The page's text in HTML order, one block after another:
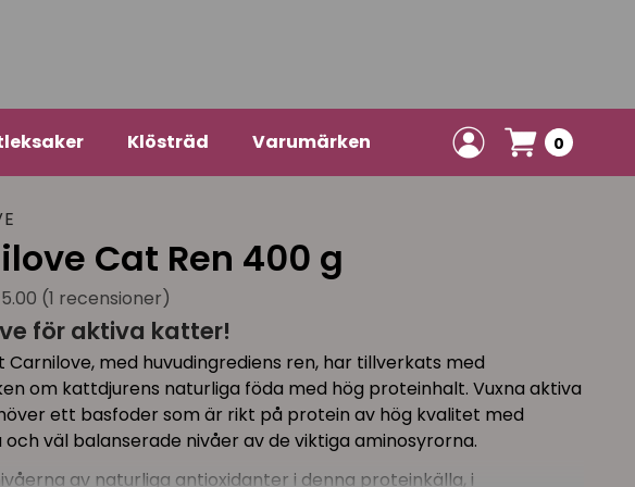
Klösträd Varumärken 0
Cat Ren 400 g
5.00 (1 recensioner)
för aktiva katter!
med huvudingrediens ren, har tillverkats med
om kattdjurens naturliga föda med hög proteinhalt. Vuxna aktiva
ett basfoder som är rikt på protein av hög kvalitet med
väl balanserade nivåer av de viktiga aminosyrorna.
av naturliga antioxidanter i denna proteinkälla, i